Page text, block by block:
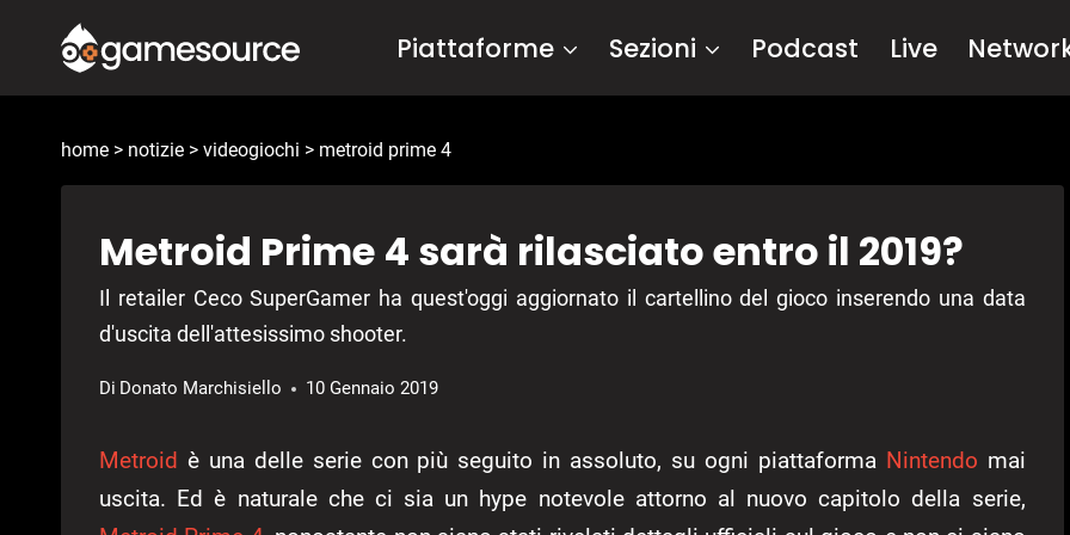
contenuto
Piattaforme Sezioni Podcast Live
home > notizie > videogiochi > metroid prime 4
Metroid Prime 4 sarà rilasciato entro il 2019?
Il retailer Ceco SuperGamer ha quest'oggi aggiornato il cartellino del gioco inserendo una data
d'uscita dell'attesissimo shooter.
Di Donato Marchisiello 10 Gennaio 2019
Metroid è una delle serie con più seguito in assoluto, su ogni piattaforma Nintendo mai
uscita. Ed è naturale che ci sia un hype notevole attorno al nuovo capitolo della serie,